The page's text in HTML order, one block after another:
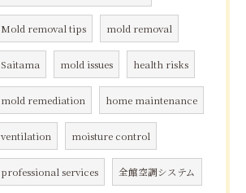
Mold removal tips mold removal
Saitama mold issues health risks
mold remediation home maintenance
ventilation moisture control
professional services 全館空調システム